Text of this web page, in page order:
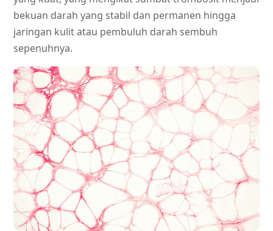
bekuan darah yang stabil dan permanen hingga
jaringan kulit atau pembuluh darah sembuh
sepenuhnya.